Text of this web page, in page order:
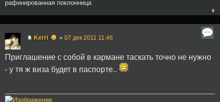
рафинированная поклонница
Kerri ☻ » 07 дек 2011 11:46
Приглашение с собой в кармане таскать точно не нужно
- у тя ж виза будет в паспорте..